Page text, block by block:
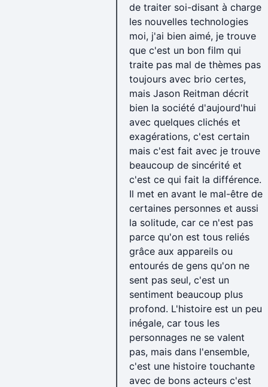
de traiter soi-disant à charge
les nouvelles technologies
moi, j'ai bien aimé, je trouve
que c'est un bon film qui
traite pas mal de thèmes pas
toujours avec brio certes,
mais Jason Reitman décrit
bien la société d'aujourd'hui
avec quelques clichés et
exagérations, c'est certain
mais c'est fait avec je trouve
beaucoup de sincérité et
c'est ce qui fait la différence.
Il met en avant le mal-être de
certaines personnes et aussi
la solitude, car ce n'est pas
parce qu'on est tous reliés
grâce aux appareils ou
entourés de gens qu'on ne
sent pas seul, c'est un
sentiment beaucoup plus
profond. L'histoire est un peu
inégale, car tous les
personnages ne se valent
pas, mais dans l'ensemble,
c'est une histoire touchante
avec de bons acteurs c'est